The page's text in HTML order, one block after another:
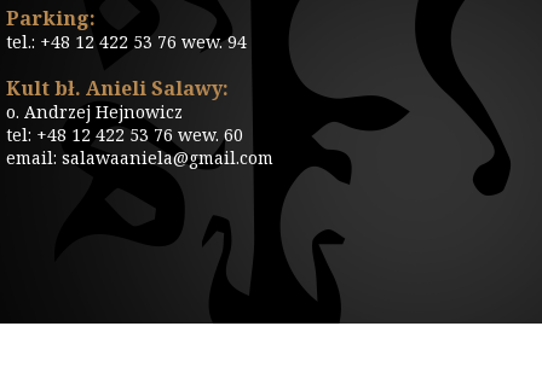
Parking:
tel.: +48 12 422 53 76 wew. 94
Kult bł. Anieli Salawy:
o. Andrzej Hejnowicz
tel: +48 12 422 53 76 wew. 60
email: salawaaniela@gmail.com